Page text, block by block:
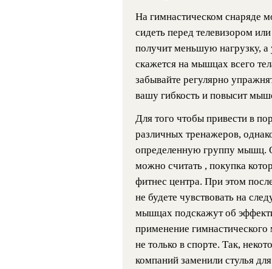
На гимнастическом снаряде
сидеть перед телевизором
получит меньшую нагрузку, а
скажется на мышцах всего
забывайте регулярно
вашу гибкость и повысит
Для того чтобы привести в
различных тренажеров,
определенную группу мышц.
можно считать , покупка
фитнес центра. При этом
не будете чувствовать на
мышцах подскажут об
применение
не только в спорте. Так,
компаний заменили стулья